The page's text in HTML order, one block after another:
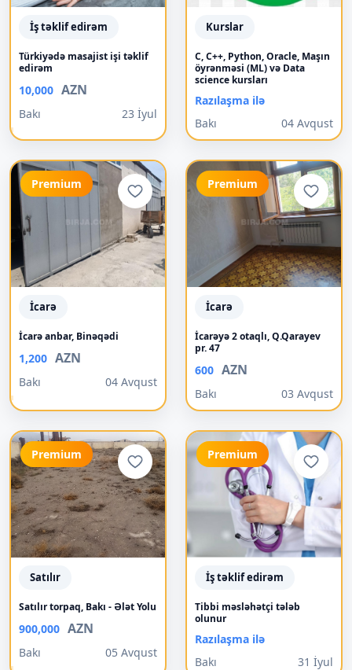
İş təklif edirəm
Türkiyədə masajist işi təklif
edirəm
10,000 AZN
Bakı 23 İyul
Kurslar
C, C++, Python, Oracle, Maşın
öyrənməsi (ML) və Data
science kursları
Razılaşma ilə
Bakı
04 Avqust
Premium
İcarə
İcarə anbar, Binəqədi
1,200 AZN
Bakı 04 Avqust
Premium
İcarə
İcarəyə 2 otaqlı, Q.Qarayev
pr. 47
600 AZN
Bakı 03 Avqust
Premium
Satılır
Satılır torpaq, Bakı - Ələt Yolu
900,000 AZN
Bakı 05 Avqust
Premium
İş təklif edirəm
Tibbi məsləhətçi tələb
olunur
Razılaşma ilə
Bakı
31 İyul